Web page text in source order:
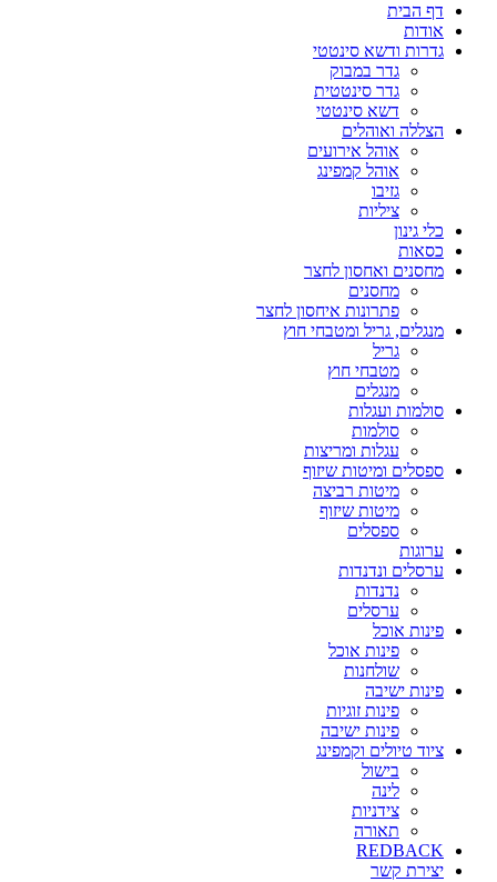
דף הבית
אודות
גדרות ודשא סינטטי
גדר במבוק
גדר סינטטית
דשא סינטטי
הצללה ואוהלים
אוהל אירועים
אוהל קמפינג
גזיבו
ציליות
כלי גינון
כסאות
מחסנים ואחסון לחצר
מחסנים
פתרונות איחסון לחצר
מנגלים, גריל ומטבחי חוץ
גריל
מטבחי חוץ
מנגלים
סולמות ועגלות
סולמות
עגלות ומריצות
ספסלים ומיטות שיזוף
מיטות רביצה
מיטות שיזוף
ספסלים
ערוגות
ערסלים ונדנדות
נדנדות
ערסלים
פינות אוכל
פינות אוכל
שולחנות
פינות ישיבה
פינות זוגיות
פינות ישיבה
ציוד טיולים וקמפינג
בישול
לינה
צידניות
תאורה
REDBACK
יצירת קשר